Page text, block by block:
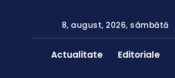
8, august, 2026, sâmbătă
Actualitate Editoriale